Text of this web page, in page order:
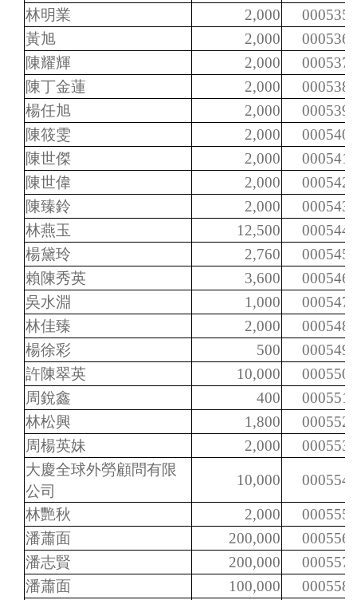
林明業
2,000
000535
黃旭
2,000
000536
陳耀輝
2,000
000537
陳丁金蓮
2,000
000538
楊任旭
2,000
000539
陳筱雯
2,000
000540
陳世傑
2,000
000541
陳世偉
2,000
000542
陳臻鈴
2,000
000543
林燕玉
12,500
000544
楊黛玲
2,760
000545
賴陳秀英
3,600
000546
吳水淵
1,000
000547
林佳臻
2,000
000548
楊徐彩
500
000549
許陳翠英
10,000
000550
周銳鑫
400
000551
林松興
1,800
000552
周楊英妹
2,000
000553
大慶全球外勞顧問有限
公司
10,000 000554
林艷秋 2,000
000555
潘蕭面
200,000
000556
潘志賢
200,000
000557
潘蕭面
100,000
000558